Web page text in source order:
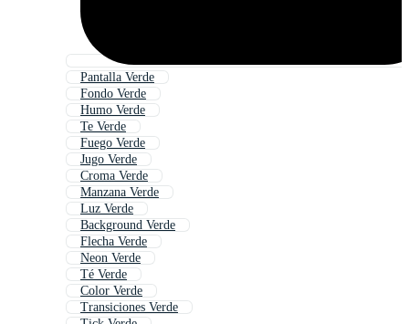
Pantalla Verde
Fondo Verde
Humo Verde
Te Verde
Fuego Verde
Jugo Verde
Croma Verde
Manzana Verde
Luz Verde
Background Verde
Flecha Verde
Neon Verde
Té Verde
Color Verde
Transiciones Verde